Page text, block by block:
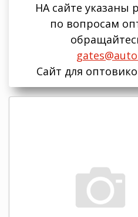
НА сайте
по вопросам
Сайт для